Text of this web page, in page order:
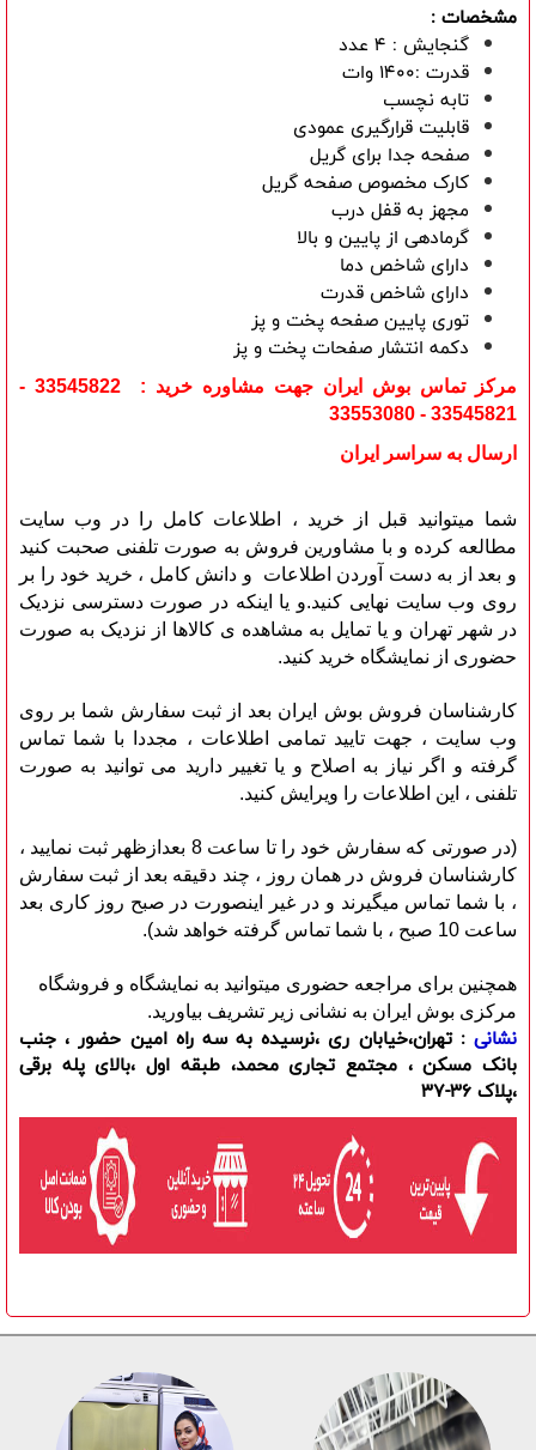
مشخصات :
گنجایش : 4 عدد
قدرت :1400 وات
تابه نچسب
قابلیت قرارگیری عمودی
صفحه جدا برای گریل
کارک مخصوص صفحه گریل
مجهز به قفل درب
گرمادهی از پایین و بالا
دارای شاخص دما
دارای شاخص قدرت
توری پایین صفحه پخت و پز
دکمه انتشار صفحات پخت و پز
مرکز تماس بوش ایران جهت مشاوره خرید : 33545822 -
33545821 - 33553080
ارسال به سراسر ایران
شما میتوانید قبل از خرید ، اطلاعات کامل را در وب سایت
مطالعه کرده و با مشاورین فروش به صورت تلفنی صحبت کنید
و بعد از به دست آوردن اطلاعات و دانش کامل ، خرید خود را بر
روی وب سایت نهایی کنید.و یا اینکه در صورت دسترسی نزدیک
در شهر تهران و یا تمایل به مشاهده ی کالاها از نزدیک به صورت
حضوری از نمایشگاه خرید کنید.
کارشناسان فروش بوش ایران بعد از ثبت سفارش شما بر روی
وب سایت ، جهت تایید تمامی اطلاعات ، مجددا با شما تماس
گرفته و اگر نیاز به اصلاح و یا تغییر دارید می توانید به صورت
تلفنی ، این اطلاعات را ویرایش کنید.
(در صورتی که سفارش خود را تا ساعت 8 بعدازظهر ثبت نمایید ،
کارشناسان فروش در همان روز ، چند دقیقه بعد از ثبت سفارش
، با شما تماس میگیرند و در غیر اینصورت در صبح روز کاری بعد
ساعت 10 صبح ، با شما تماس گرفته خواهد شد).
همچنین برای مراجعه حضوری میتوانید به نمایشگاه و فروشگاه
مرکزی بوش ایران به نشانی زیر تشریف بیاورید.
نشانی: تهران،خیابان ری ،نرسیده به سه راه امین حضور ، جنب
بانک مسکن ، مجتمع تجاری محمد، طبقه اول ،بالای پله برقی
،پلاک 36-37